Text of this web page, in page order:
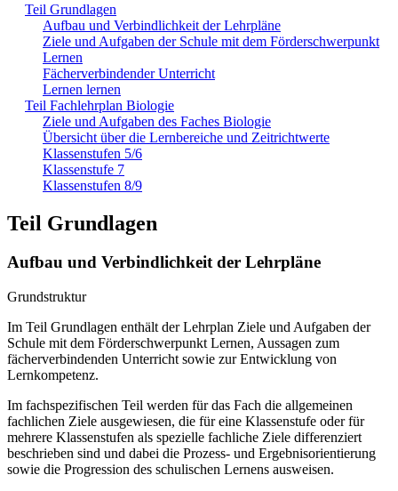
Teil Grundlagen
Aufbau und Verbindlichkeit der Lehrpläne
Ziele und Aufgaben der Schule mit dem Förderschwerpunkt
Lernen
Fächerverbindender Unterricht
Lernen lernen
Teil Fachlehrplan Biologie
Ziele und Aufgaben des Faches Biologie
Übersicht über die Lernbereiche und Zeitrichtwerte
Klassenstufen 5/6
Klassenstufe 7
Klassenstufen 8/9
Teil Grundlagen
Aufbau und Verbindlichkeit der Lehrpläne
Grundstruktur
Im Teil Grundlagen enthält der Lehrplan Ziele und Aufgaben der
Schule mit dem Förderschwerpunkt Lernen, Aussagen zum
fächerverbindenden Unterricht sowie zur Entwicklung von
Lernkompetenz.
Im fachspezifischen Teil werden für das Fach die allgemeinen
fachlichen Ziele ausgewiesen, die für eine Klassenstufe oder für
mehrere Klassenstufen als spezielle fachliche Ziele differenziert
beschrieben sind und dabei die Prozess- und Ergebnisorientierung
sowie die Progression des schulischen Lernens ausweisen.